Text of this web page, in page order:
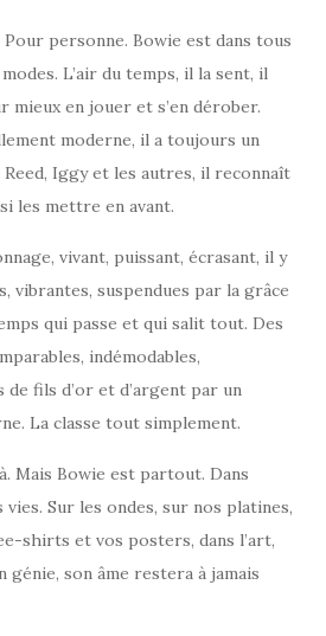
personne. Bowie est dans tous
L’air du temps, il la sent, il
mieux en jouer et s’en dérober.
moderne, il a toujours un
Reed, Iggy et les autres, il reconnaît
les mettre en avant.
vivant, puissant, écrasant, il y
vibrantes, suspendues par la grâce
qui passe et qui salit tout. Des
indémodables,
fils d’or et d’argent par un
La classe tout simplement.
Mais Bowie est partout. Dans
Sur les ondes, sur nos platines,
shirts et vos posters, dans l’art,
génie, son âme restera à jamais